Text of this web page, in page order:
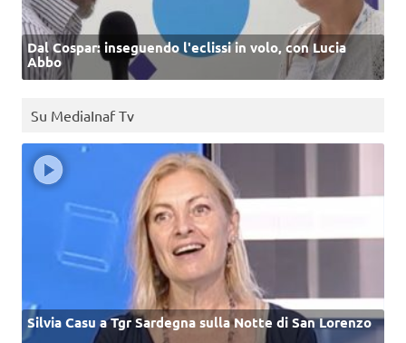
Dal Cospar: inseguendo l'eclissi in volo, con Lucia
Abbo
Su MediaInaf Tv
Silvia Casu a Tgr Sardegna sulla Notte di San Lorenzo